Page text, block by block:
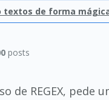
textos de forma
posts
de REGEX, pede